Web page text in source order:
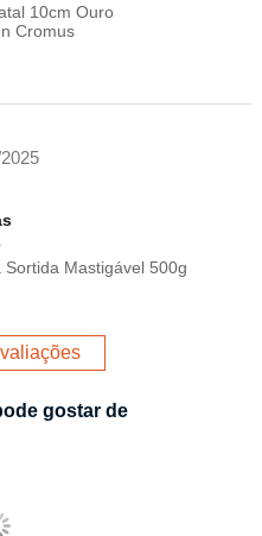
10cm Ouro
Cromus
Sortida Mastigável 500g
gostar de